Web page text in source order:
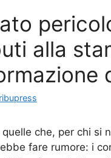
alla
che, per chi si
fare rumore: i